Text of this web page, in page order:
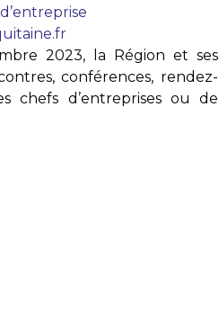
2023, la Région et ses
conférences, rendez-
chefs d’entreprises ou de